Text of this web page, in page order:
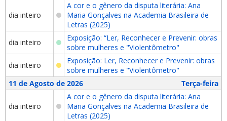
dia inteiro
A cor e o gênero da disputa literária: Ana
Maria Gonçalves na Academia Brasileira de
Letras (2025)
dia inteiro
Exposição: “Ler, Reconhecer e Prevenir: obras
sobre mulheres e "Violentômetro"
dia inteiro
Exposição: Ler, Reconhecer e Prevenir: obras
sobre mulheres e "Violentômetro"
11 de Agosto de 2026
Terça-feira
dia inteiro
A cor e o gênero da disputa literária: Ana
Maria Gonçalves na Academia Brasileira de
Letras (2025)